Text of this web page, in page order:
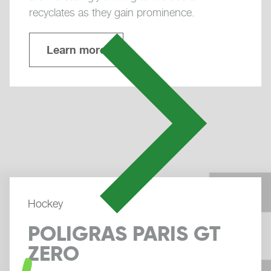
recyclates as they gain prominence.
Learn more
Hockey
POLIGRAS PARIS GT
ZERO